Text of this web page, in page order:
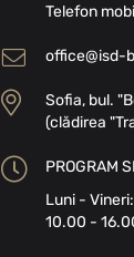
Telefon
office@isd-
Sofia, bul.
(clădirea
PROGRAM
Luni -
10.00 -